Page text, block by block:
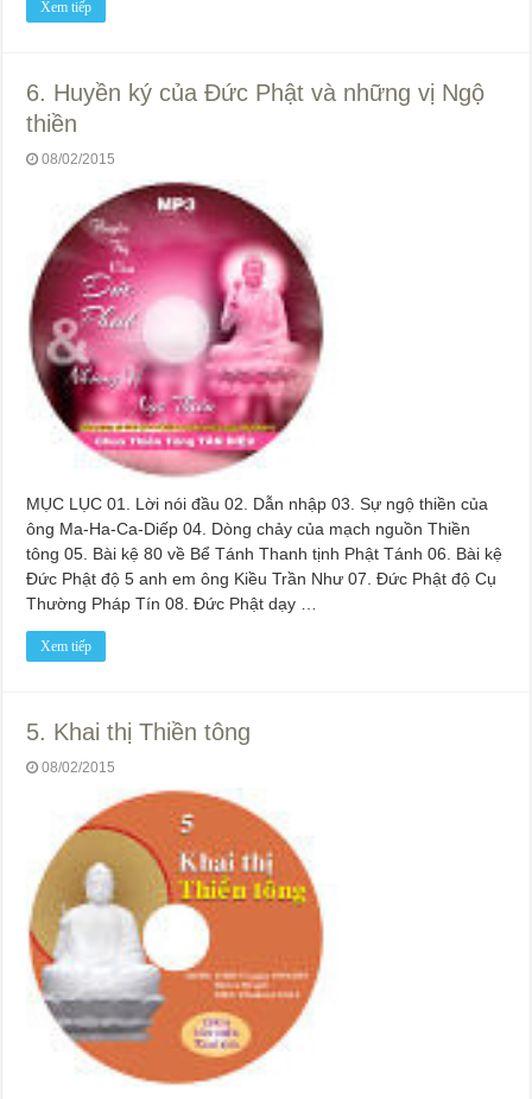
Xem tiếp
6. Huyền ký của Đức Phật và những vị Ngộ
thiền
08/02/2015
MỤC LỤC 01. Lời nói đầu 02. Dẫn nhập 03. Sự ngộ thiền của
ông Ma-Ha-Ca-Diếp 04. Dòng chảy của mạch nguồn Thiền
tông 05. Bài kệ 80 về Bể Tánh Thanh tịnh Phật Tánh 06. Bài kệ
Đức Phật độ 5 anh em ông Kiều Trần Như 07. Đức Phật độ Cụ
Thường Pháp Tín 08. Đức Phật dạy …
Xem tiếp
5. Khai thị Thiền tông
08/02/2015